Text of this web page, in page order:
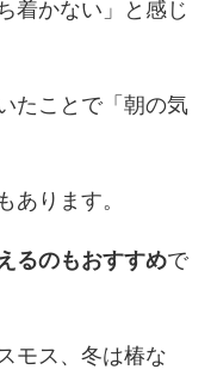
着かない」と感じ
たことで「朝の気
あります。
るのもおすすめで
モス、冬は椿な